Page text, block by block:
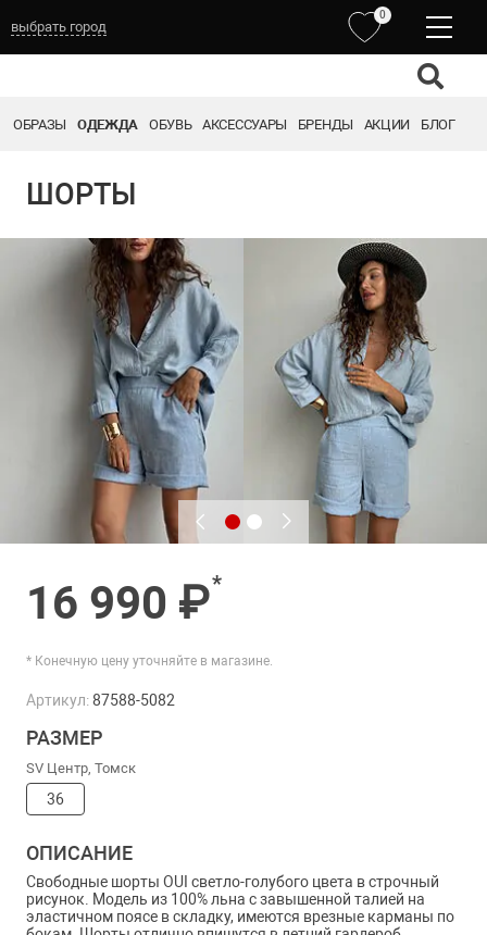
выбрать город
0
ОБРАЗЫ ОДЕЖДА ОБУВЬ АКСЕССУАРЫ БРЕНДЫ АКЦИИ БЛОГ
ШОРТЫ
16 990 ₽*
* Конечную цену уточняйте в магазине.
Артикул:87588-5082
РАЗМЕР
SV Центр, Томск
36
ОПИСАНИЕ
Свободные шорты OUI светло-голубого цвета в строчный
рисунок. Модель из 100% льна с завышенной талией на
эластичном поясе в складку, имеются врезные карманы по